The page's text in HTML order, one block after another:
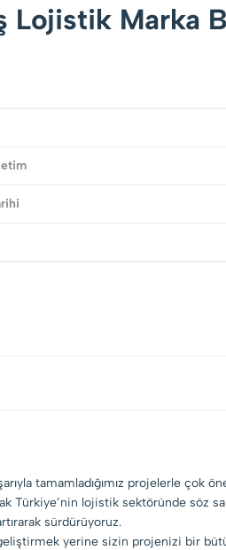
Lojistik Marka
tamamladığımız projelerle çok
Türkiye’nin lojistik sektöründe söz
sürdürüyoruz.
yerine sizin projenizi bir